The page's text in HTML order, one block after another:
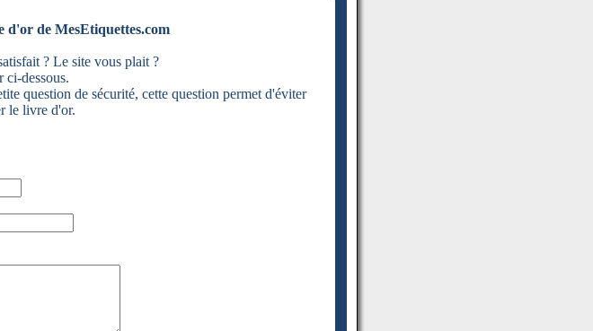
d'or de MesEtiquettes.com
? Le site vous plait ?
ci-dessous.
question de sécurité, cette question permet d'éviter
le livre d'or.